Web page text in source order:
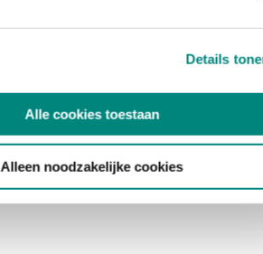
Details
Alle cookies toestaan
Alleen noodzakelijke cookies